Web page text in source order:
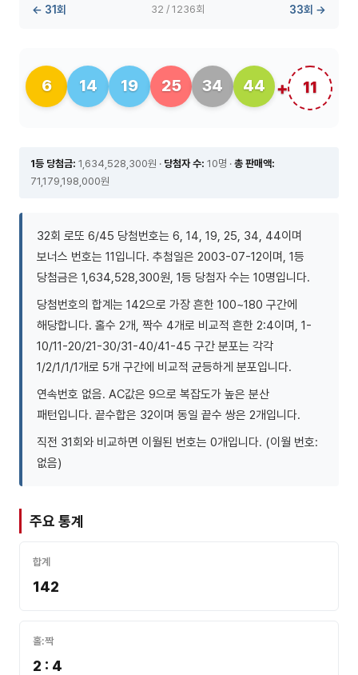
← 31회 32 / 1236회 33회 →
6 14 19 25 34 44 11
1등 당첨금: 1,634,528,300원 · 당첨자 수: 10명 · 총 판매액:
71,179,198,000원
32회 로또 6/45 당첨번호는 6, 14, 19, 25, 34, 44이며
보너스 번호는 11입니다. 추첨일은 2003-07-12이며, 1등
당첨금은 1,634,528,300원, 1등 당첨자 수는 10명입니다.
당첨번호의 합계는 142으로 가장 흔한 100~180 구간에
해당합니다. 홀수 2개, 짝수 4개로 비교적 흔한 2:4이며, 1-
10/11-20/21-30/31-40/41-45 구간 분포는 각각
1/2/1/1/1개로 5개 구간에 비교적 균등하게 분포입니다.
연속번호 없음. AC값은 9으로 복잡도가 높은 분산
패턴입니다. 끝수합은 32이며 동일 끝수 쌍은 2개입니다.
직전 31회와 비교하면 이월된 번호는 0개입니다. (이월 번호:
없음)
주요 통계
합계
142
홀:짝
2 : 4